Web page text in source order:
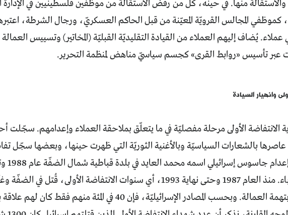
والاستقالة منها. في حينه، كل من رفض الاستقالة من موظفين فلسطينيين في الإدارة
كموظفي المجالس القرويّة المعيّنة من قبل الحاكم العسكريّ، ورجال الشرطة،
يُضاف إليهم العملاء من القيادة التقليديّة القبليّة (المخاتير) وتسييس العمالة
عبر تأسيس «روابط القرى» كجسم سياسيّ مناهض لمنظمة التحرير.
وانهيار السيادة
الانتفاضة الأولى مرحلة مفصليّة في ما يتعلّق بملاحقة العملاء وإعدامهم. سجّلت
بالشعارات السياسيّة وبالأغنية الثوريّة التي ظهرت حينها، وبعضها سجّل
مثل
فلسطينياً بتهمة العمالة. وبحسب المصادر الإسرائيليّة، فإن 40 في المئة منهم